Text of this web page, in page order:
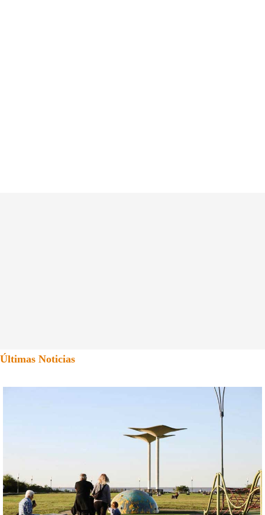
Últimas Noticias